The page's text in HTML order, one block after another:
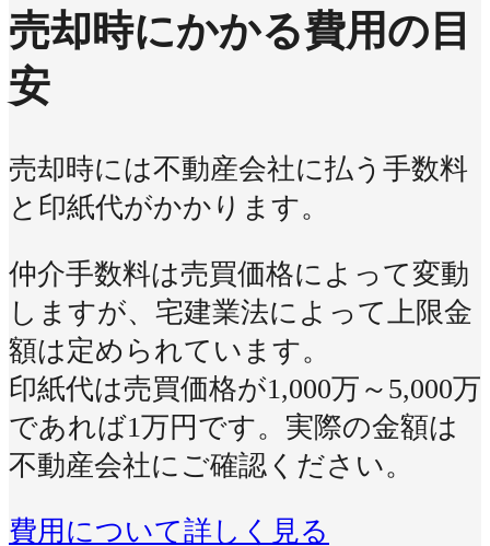
売却時にかかる費用の目
安
売却時には不動産会社に払う手数料
と印紙代がかかります。
仲介手数料は売買価格によって変動
しますが、宅建業法によって上限金
額は定められています。
印紙代は売買価格が1,000万～5,000万
であれば1万円です。実際の金額は
不動産会社にご確認ください。
費用について詳しく見る